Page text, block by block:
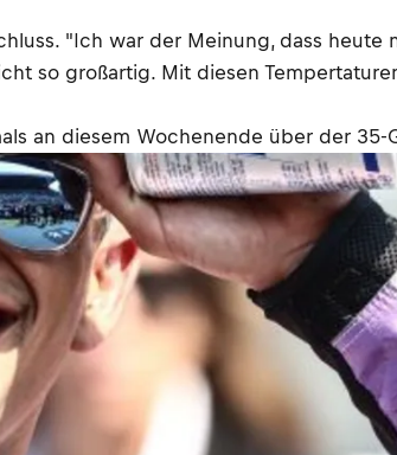
"Ich war der Meinung, dass heute
so großartig. Mit diesen
an diesem Wochenende über der 35-